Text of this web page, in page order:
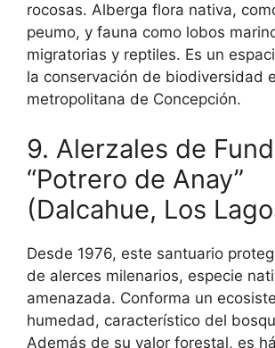
rocosas. Alberga flora nativa,
peumo, y fauna como lobos
migratorias y reptiles. Es un
la conservación de biodiversidad
metropolitana de Concepción.
9. Alerzales de
“Potrero de Anay”
(Dalcahue, Los
Desde 1976, este santuario
de alerces milenarios, especie
amenazada. Conforma un
humedad, característico del
Además de su valor forestal, es